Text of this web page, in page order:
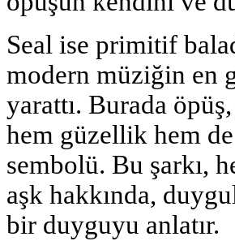
Seal ise primitif
modern müziğin en
yarattı. Burada
hem güzellik hem
sembolü. Bu şarkı,
aşk hakkında,
bir duyguyu anlatır.